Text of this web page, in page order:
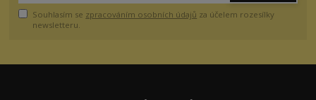
Souhlasím se zpracováním osobních údajů za účelem rozesílky
newsletteru.